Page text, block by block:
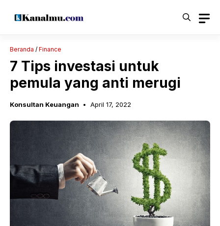
Beranda / Finance
7 Tips investasi untuk
pemula yang anti merugi
Konsultan Keuangan April 17, 2022